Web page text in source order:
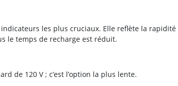
indicateurs les plus cruciaux. Elle reflète la rapidité
le temps de recharge est réduit.
de 120 V ; c’est l’option la plus lente.